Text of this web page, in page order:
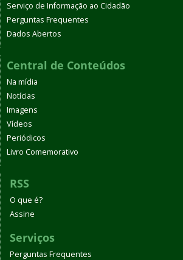
Serviço de Informação ao Cidadão
Perguntas Frequentes
Dados Abertos
Central de Conteúdos
Na mídia
Notícias
Imagens
Vídeos
Periódicos
Livro Comemorativo
RSS
O que é?
Assine
Serviços
Perguntas Frequentes